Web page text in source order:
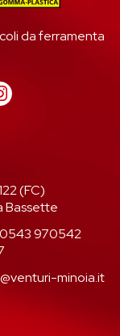
da ferramenta
(FC)
Bassette
0543 970542
minoia.it